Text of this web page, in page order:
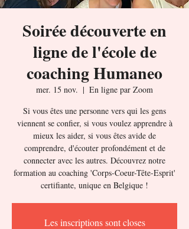
Soirée découverte en
ligne de l'école de
coaching Humaneo
mer. 15 nov.
  |
En ligne par Zoom
Si vous êtes une personne vers qui les gens
viennent se confier, si vous voulez apprendre à
mieux les aider, si vous êtes avide de
comprendre, d'écouter profondément et de
connecter avec les autres. Découvrez notre
formation au coaching 'Corps-Coeur-Tête-Esprit'
certifiante, unique en Belgique !
Les inscriptions sont closes